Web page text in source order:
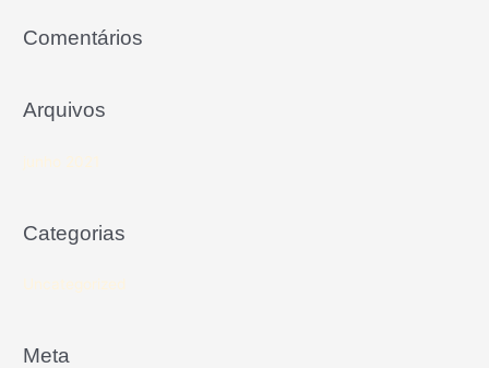
Comentários
Arquivos
junho 2021
Categorias
Uncategorized
Meta